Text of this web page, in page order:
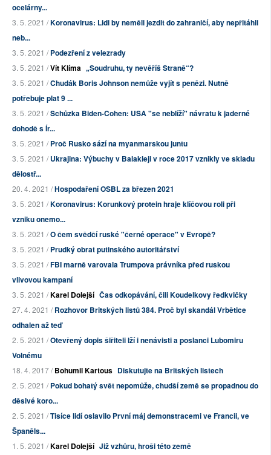
ocelárny...
3. 5. 2021 /Koronavirus: Lidi by neměli jezdit do zahraničí, aby nepřitáhli
neb...
3. 5. 2021 /Podezření z velezrady
3. 5. 2021 /Vít Klíma „Soudruhu, ty nevěříš Straně“?
3. 5. 2021 /Chudák Boris Johnson nemůže vyjít s penězi. Nutně
potřebuje plat 9 ...
3. 5. 2021 /Schůzka Biden-Cohen: USA "se neblíží" návratu k jaderné
dohodě s Ír...
3. 5. 2021 /Proč Rusko sází na myanmarskou juntu
3. 5. 2021 /Ukrajina: Výbuchy v Balakleji v roce 2017 vznikly ve skladu
dělostř...
20. 4. 2021 /Hospodaření OSBL za březen 2021
3. 5. 2021 /Koronavirus: Korunkový protein hraje klíčovou roli při
vzniku onemo...
3. 5. 2021 /O čem svědčí ruské "černé operace" v Evropě?
3. 5. 2021 /Prudký obrat putinského autoritářství
3. 5. 2021 /FBI marně varovala Trumpova právníka před ruskou
vlivovou kampaní
3. 5. 2021 /Karel Dolejší Čas odkopávání, čili Koudelkovy ředkvičky
27. 4. 2021 /Rozhovor Britských listů 384. Proč byl skandál Vrbětice
odhalen až teď
2. 5. 2021 /Otevřený dopis šiřiteli lží i nenávisti a poslanci Lubomiru
Volnému
18. 4. 2017 /Bohumil Kartous Diskutujte na Britských listech
2. 5. 2021 /Pokud bohatý svět nepomůže, chudší země se propadnou do
děsivé koro...
2. 5. 2021 /Tisíce lidí oslavilo První máj demonstracemi ve Francii, ve
Španěls...
1. 5. 2021 /Karel Dolejší Již vzhůru, hroši této země